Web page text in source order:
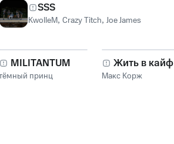
SSS
KwolleM, Crazy Titch, Joe James
MILITANTUM
принц
Жить в кайф
Макс Корж